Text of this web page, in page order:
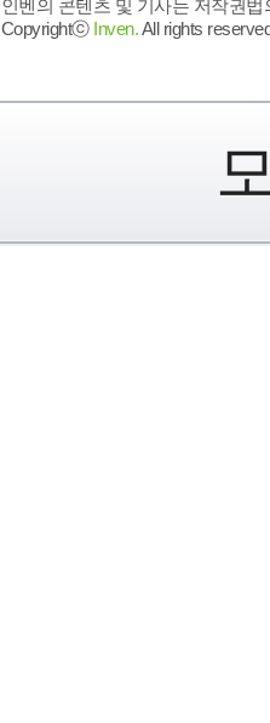
인벤의 콘텐츠 및 기사는 저작권
Copyrightⓒ Inven.All rights